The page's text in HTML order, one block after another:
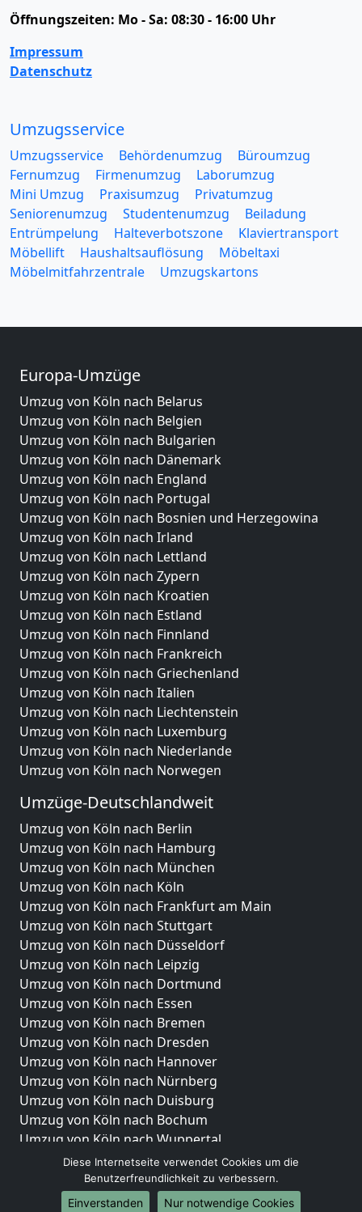
Öffnungszeiten: Mo - Sa: 08:30 - 16:00 Uhr
Impressum
Datenschutz
Umzugsservice
Umzugsservice Behördenumzug
Büroumzug
Fernumzug
Firmenumzug
Laborumzug
Mini Umzug
Praxisumzug
Privatumzug
Seniorenumzug
Studentenumzug
Beiladung
Entrümpelung
Halteverbotszone
Klaviertransport
Möbellift
Haushaltsauflösung
Möbeltaxi
Möbelmitfahrzentrale
Umzugskartons
Europa-Umzüge
Umzug von Köln nach Belarus
Umzug von Köln nach Belgien
Umzug von Köln nach Bulgarien
Umzug von Köln nach Dänemark
Umzug von Köln nach England
Umzug von Köln nach Portugal
Umzug von Köln nach Bosnien und Herzegowina
Umzug von Köln nach Irland
Umzug von Köln nach Lettland
Umzug von Köln nach Zypern
Umzug von Köln nach Kroatien
Umzug von Köln nach Estland
Umzug von Köln nach Finnland
Umzug von Köln nach Frankreich
Umzug von Köln nach Griechenland
Umzug von Köln nach Italien
Umzug von Köln nach Liechtenstein
Umzug von Köln nach Luxemburg
Umzug von Köln nach Niederlande
Umzug von Köln nach Norwegen
Umzüge-Deutschlandweit
Umzug von Köln nach Berlin
Umzug von Köln nach Hamburg
Umzug von Köln nach München
Umzug von Köln nach Köln
Umzug von Köln nach Frankfurt am Main
Umzug von Köln nach Stuttgart
Umzug von Köln nach Düsseldorf
Umzug von Köln nach Leipzig
Umzug von Köln nach Dortmund
Umzug von Köln nach Essen
Umzug von Köln nach Bremen
Umzug von Köln nach Dresden
Umzug von Köln nach Hannover
Umzug von Köln nach Nürnberg
Umzug von Köln nach Duisburg
Umzug von Köln nach Bochum
Umzug von Köln nach Wuppertal
Umzug von Köln nach Bielefeld
Umzug von Köln nach Bonn
Umzug von Köln nach Münster
Diese Internetseite verwendet Cookies um die
Benutzerfreundlichkeit zu verbessern.
Einverstanden
Nur notwendige Cookies